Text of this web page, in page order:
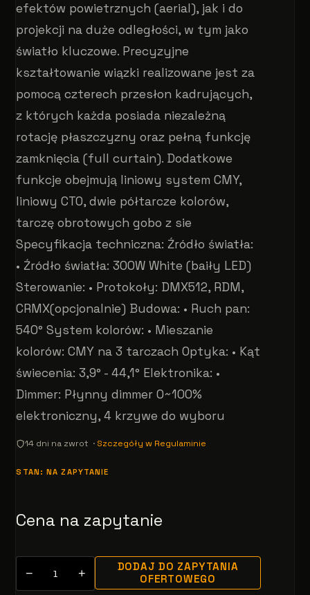
efektów powietrznych (aerial), jak i do
projekcji na duże odległości, w tym jako
światło kluczowe. Precyzyjne
kształtowanie wiązki realizowane jest za
pomocą czterech przesłon kadrujących,
z których każda posiada niezależną
rotację płaszczyzny oraz pełną funkcję
zamknięcia (full curtain). Dodatkowe
funkcje obejmują liniowy system CMY,
liniowy CTO, dwie półtarcze kolorów,
tarczę obrotowych gobo z sie
Specyfikacja techniczna: Źródło światła:
• Źródło światła: 300W White (baiły LED)
Sterowanie: • Protokoły: DMX512, RDM,
CRMX(opcjonalnie) Budowa: • Ruch pan:
540° System kolorów: • Mieszanie
kolorów: CMY na 3 tarczach Optyka: • Kąt
świecenia: 3,9° - 44,1° Elektronika: •
Dimmer: Płynny dimmer 0~100%
elektroniczny, 4 krzywe do wyboru
14 dni na zwrot · Szczegóły w Regulaminie
STAN: NA ZAPYTANIE
Cena na zapytanie
− +
DODAJ DO ZAPYTANIA
OFERTOWEGO